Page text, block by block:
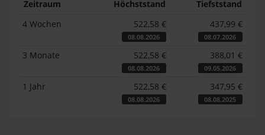
Zeitraum Höchststand
Tiefststand
4 Wochen
522,58 €
08.08.2026
437,99 €
08.07.2026
3 Monate 522,58 €
08.08.2026
388,01 €
09.05.2026
1 Jahr 522,58 €
08.08.2026
347,95 €
08.08.2025